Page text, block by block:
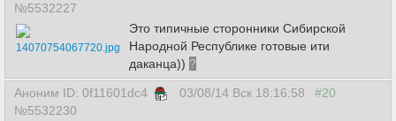
№5532227
14070754067720.jpg
Это типичные сторонники Сибирской
Народной Республике готовые ити
даканца)) ?
Аноним ID: 0f11601dc4 03/08/14 Вск 18:16:58
#20
№5532230